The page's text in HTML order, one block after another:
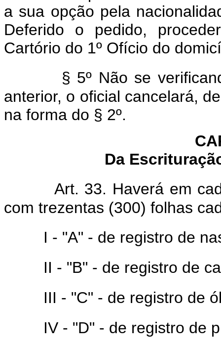
a sua opção pela
Deferido o pedido,
Cartório do 1º Ofício do
§ 5º Não se
anterior, o oficial cancelará,
na forma do § 2º.
Da
Art. 33. Haverá em
com trezentas (300) folhas
I - "A" - de registro de
II - "B" - de registro de
III - "C" - de registro de
IV - "D" - de registro de